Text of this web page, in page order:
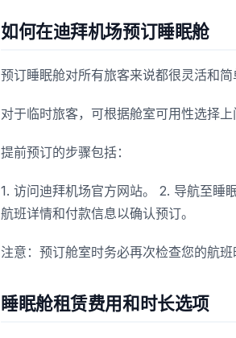
如何在迪拜机场预订睡眠舱
预订睡眠舱对所有旅客来说都很灵活和
对于临时旅客，可根据舱室可用性选择上
提前预订的步骤包括：
1. 访问迪拜机场官方网站。 2. 导航至睡
航班详情和付款信息以确认预订。
注意：预订舱室时务必再次检查您的航班
睡眠舱租赁费用和时长选项